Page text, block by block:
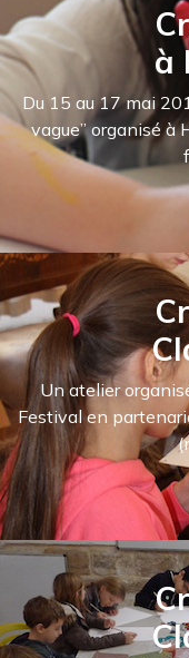
à
Du 15 au 17 mai
vague” organisé à
Un atelier
Festival en